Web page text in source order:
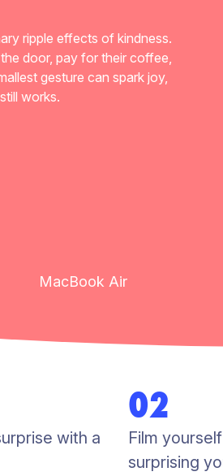
ripple effects of kindness.
door, pay for their coffee,
gesture can spark joy,
works.
MacBook Air
with a
02
Film
surprising